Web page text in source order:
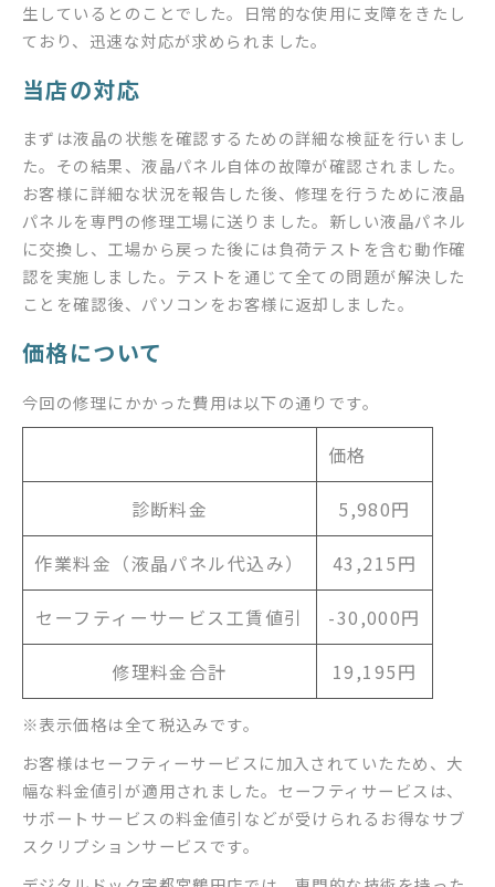
生しているとのことでした。日常的な使用に支障をきたし
ており、迅速な対応が求められました。
当店の対応
まずは液晶の状態を確認するための詳細な検証を行いまし
た。その結果、液晶パネル自体の故障が確認されました。
お客様に詳細な状況を報告した後、修理を行うために液晶
パネルを専門の修理工場に送りました。新しい液晶パネル
に交換し、工場から戻った後には負荷テストを含む動作確
認を実施しました。テストを通じて全ての問題が解決した
ことを確認後、パソコンをお客様に返却しました。
価格について
今回の修理にかかった費用は以下の通りです。
価格
診断料金 5,980円
作業料金（液晶パネル代込み） 43,215円
セーフティーサービス工賃値引 -30,000円
修理料金合計 19,195円
※表示価格は全て税込みです。
お客様はセーフティーサービスに加入されていたため、大
幅な料金値引が適用されました。セーフティサービスは、
サポートサービスの料金値引などが受けられるお得なサブ
スクリプションサービスです。